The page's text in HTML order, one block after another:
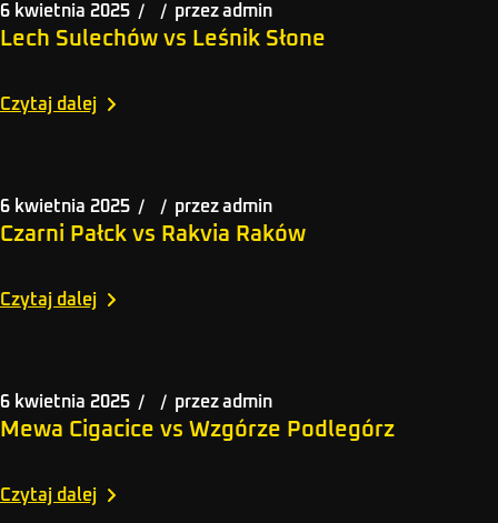
6 kwietnia 2025 przezadmin
Lech Sulechów vs Leśnik Słone
Czytaj dalej
6 kwietnia 2025 przezadmin
Czarni Pałck vs Rakvia Raków
Czytaj dalej
6 kwietnia 2025 przezadmin
Mewa Cigacice vs Wzgórze Podlegórz
Czytaj dalej